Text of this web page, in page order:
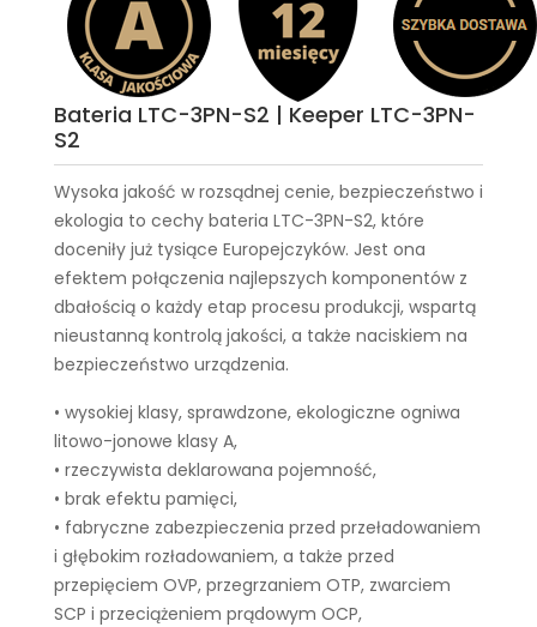
Bateria LTC-3PN-S2 | Keeper LTC-3PN-
S2
Wysoka jakość w rozsądnej cenie, bezpieczeństwo i
ekologia to cechy bateria LTC-3PN-S2, które
doceniły już tysiące Europejczyków. Jest ona
efektem połączenia najlepszych komponentów z
dbałością o każdy etap procesu produkcji, wspartą
nieustanną kontrolą jakości, a także naciskiem na
bezpieczeństwo urządzenia.
• wysokiej klasy, sprawdzone, ekologiczne ogniwa
litowo-jonowe klasy A,
• rzeczywista deklarowana pojemność,
• brak efektu pamięci,
• fabryczne zabezpieczenia przed przeładowaniem
i głębokim rozładowaniem, a także przed
przepięciem OVP, przegrzaniem OTP, zwarciem
SCP i przeciążeniem prądowym OCP,